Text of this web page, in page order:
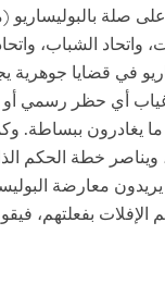
صلة بالبوليساريو
واتحاد الشباب،
في قضايا
غياب أي حظر رسمي أو
ما يغادرون ببساطة.
ويناصر خطة الحكم
معارضة
الإفلات بفعلتهم،